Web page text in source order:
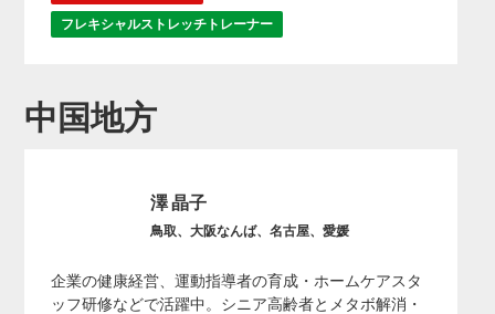
フレキシャルストレッチトレーナー
中国地方
澤 晶子
鳥取、大阪なんば、名古屋、愛媛
企業の健康経営、運動指導者の育成・ホームケアスタ
ッフ研修などで活躍中。シニア高齢者とメタボ解消・